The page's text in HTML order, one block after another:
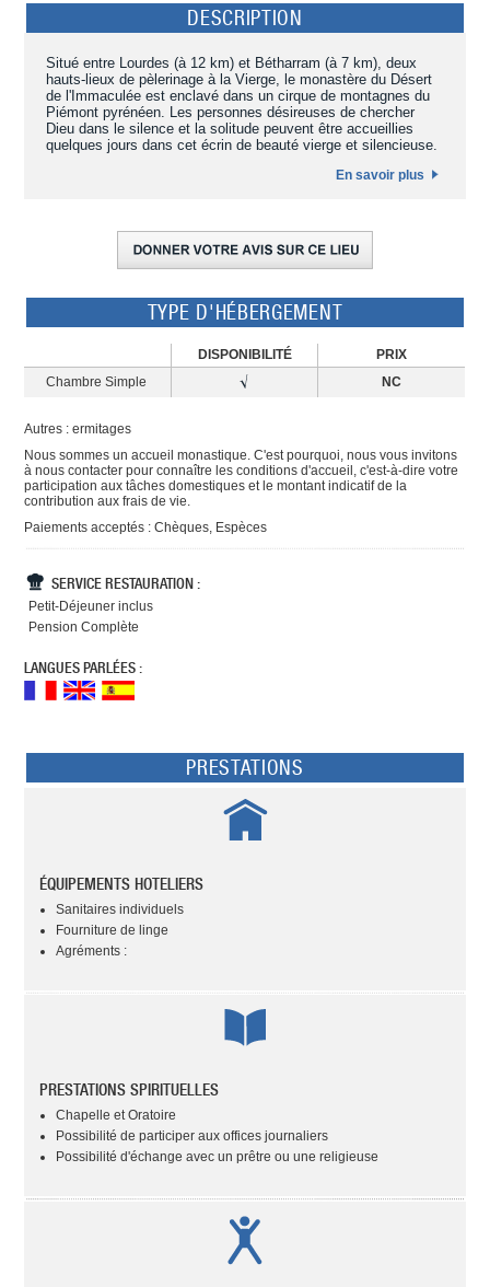
DESCRIPTION
Situé entre Lourdes (à 12 km) et Bétharram (à 7 km), deux
hauts-lieux de pèlerinage à la Vierge, le monastère du Désert
de l'Immaculée est enclavé dans un cirque de montagnes du
Piémont pyrénéen. Les personnes désireuses de chercher
Dieu dans le silence et la solitude peuvent être accueillies
quelques jours dans cet écrin de beauté vierge et silencieuse.
En savoir plus
TYPE D'HÉBERGEMENT
DISPONIBILITÉ
PRIX
Chambre Simple
NC
Autres : ermitages
Nous sommes un accueil monastique. C'est pourquoi, nous vous invitons
à nous contacter pour connaître les conditions d'accueil, c'est-à-dire votre
participation aux tâches domestiques et le montant indicatif de la
contribution aux frais de vie.
Paiements acceptés : Chèques, Espèces
SERVICE RESTAURATION :
Petit-Déjeuner inclus
Pension Complète
LANGUES PARLÉES :
PRESTATIONS
ÉQUIPEMENTS HOTELIERS
Sanitaires individuels
Fourniture de linge
Agréments :
PRESTATIONS SPIRITUELLES
Chapelle et Oratoire
Possibilité de participer aux offices journaliers
Possibilité d'échange avec un prêtre ou une religieuse